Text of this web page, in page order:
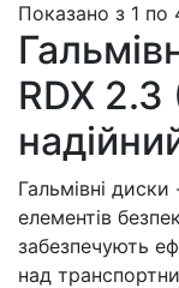
Показано з 1 по
RDX
Гальмівні
елементів
забезпечують
над